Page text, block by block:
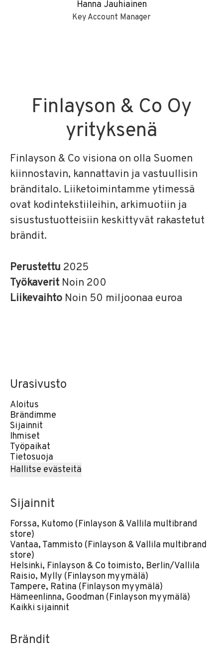
Hanna Jauhiainen
Key Account Manager
Finlayson & Co Oy
yrityksenä
Finlayson & Co visiona on olla Suomen
kiinnostavin, kannattavin ja vastuullisin
bränditalo. Liiketoimintamme ytimessä
ovat kodintekstiileihin, arkimuotiin ja
sisustustuotteisiin keskittyvät rakastetut
brändit.
Perustettu 2025
Työkaverit Noin 200
Liikevaihto Noin 50 miljoonaa euroa
Urasivusto
Aloitus
Brändimme
Sijainnit
Ihmiset
Työpaikat
Tietosuoja
Hallitse evästeitä
Sijainnit
Forssa, Kutomo (Finlayson & Vallila multibrand
store)
Vantaa, Tammisto (Finlayson & Vallila multibrand
store)
Helsinki, Finlayson & Co toimisto, Berlin/Vallila
Raisio, Mylly (Finlayson myymälä)
Tampere, Ratina (Finlayson myymälä)
Hämeenlinna, Goodman (Finlayson myymälä)
Kaikki sijainnit
Brändit